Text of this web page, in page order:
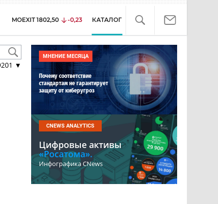
MOEXIT 1802,50 -0,23 КАТАЛОГ
▼
МНЕНИЕ МЕСЯЦА
Почему соответствие
стандартам не гарантирует
защиту от киберугроз
CNEWS ANALYTICS
Цифровые активы
«Росатома».
Инфографика CNews